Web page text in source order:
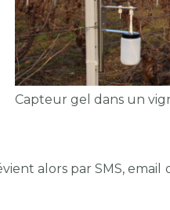
Capteur gel dans un
alors par SMS, email